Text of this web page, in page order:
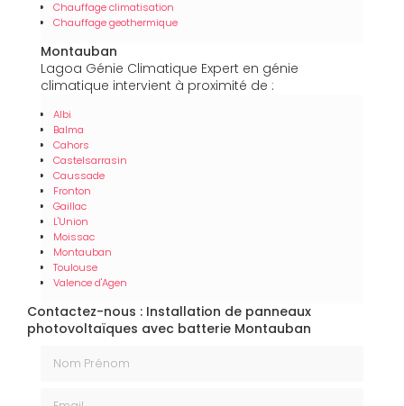
Chauffage climatisation
Chauffage geothermique
Montauban
Lagoa Génie Climatique Expert en génie
climatique intervient à proximité de :
Albi
Balma
Cahors
Castelsarrasin
Caussade
Fronton
Gaillac
L'Union
Moissac
Montauban
Toulouse
Valence d'Agen
Contactez-nous : Installation de panneaux
photovoltaïques avec batterie Montauban